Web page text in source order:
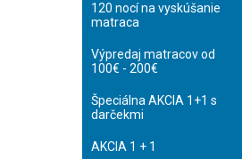
120 nocí na vyskúšanie
matraca
Výpredaj matracov od
100€ - 200€
Špeciálna AKCIA 1+1 s
darčekmi
AKCIA 1 + 1